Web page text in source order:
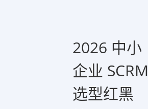
2026 中小
企业 SCRM
选型红黑